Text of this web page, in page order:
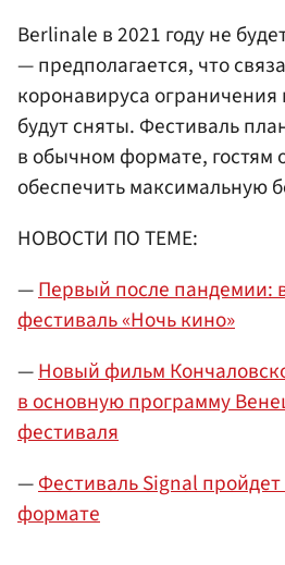
Berlinale в 2021 году не
— предполагается, что
коронавируса
будут сняты. Фестиваль
в обычном формате, гостям
обеспечить максимальную
НОВОСТИ ПО ТЕМЕ:
—Первый после пандемии:
фестиваль «Ночь кино»
—Новый фильм
в основную программу
фестиваля
—Фестиваль Signal
формате